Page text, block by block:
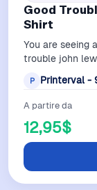
Good
Shirt
You are seeing
trouble john
P Printerval -
A partire da
12,95$